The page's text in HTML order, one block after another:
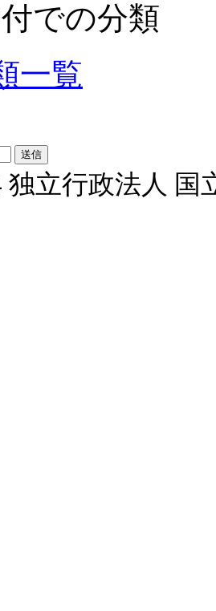
での分類
一覧
独立行政法人 国